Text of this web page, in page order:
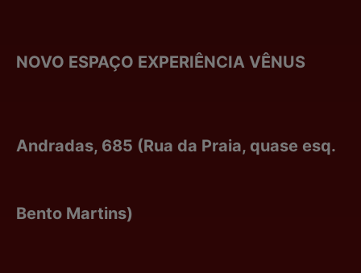
NOVO ESPAÇO EXPERIÊNCIA VÊNUS
Andradas, 685 (Rua da Praia, quase esq.
Bento Martins)